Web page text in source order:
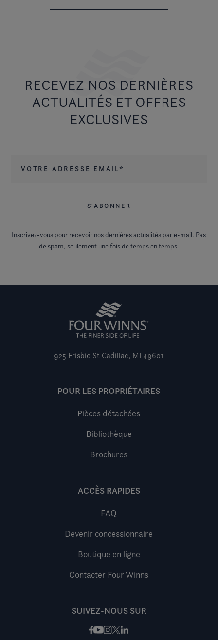
RECEVEZ NOS DERNIÈRES
ACTUALITÉS ET OFFRES
EXCLUSIVES
Inscrivez-vous pour recevoir nos dernières actualités par e-mail. Pas
de spam, seulement une fois de temps en temps.
925 Frisbie St Cadillac, MI 49601
POUR LES PROPRIÉTAIRES
Pièces détachées
Bibliothèque
Brochures
ACCÈS RAPIDES
FAQ
Devenir concessionnaire
Boutique en ligne
Contacter Four Winns
SUIVEZ-NOUS SUR
Facebook
Youtube
Instagram
X / Twitter
LinkedIn